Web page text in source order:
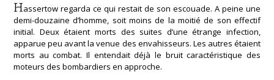
Hassertow regarda ce qui restait de son escouade. A peine une
demi-douzaine d’homme, soit moins de la moitié de son effectif
initial. Deux étaient morts des suites d’une étrange infection,
apparue peu avant la venue des envahisseurs. Les autres étaient
morts au combat. Il entendait déjà le bruit caractéristique des
moteurs des bombardiers en approche.